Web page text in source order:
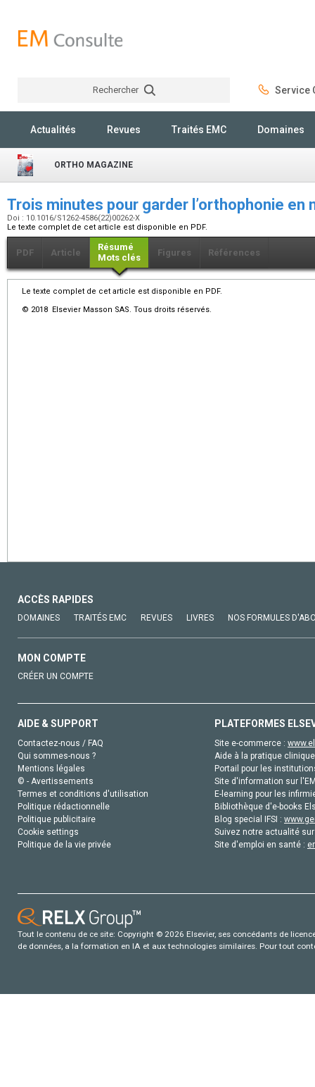
Rechercher Service
Actualités Revues Traités EMC Domaines
ORTHO MAGAZINE
Trois minutes pour garder l’orthophonie en
Doi : 10.1016/S1262-4586(22)00262-X
Le texte complet de cet article est disponible en PDF.
PDF Article
Résumé
Mots clés
Figures Références
Le texte complet de cet article est disponible en PDF.
© 2018 Elsevier Masson SAS. Tous droits réservés.
ACCÈS RAPIDES
DOMAINES TRAITÉS EMC REVUES LIVRES NOS FORMULES
MON COMPTE
CRÉER UN COMPTE
AIDE & SUPPORT
Contactez-nous / FAQ
Qui sommes-nous ?
Mentions légales
© - Avertissements
Termes et conditions d'utilisation
Politique rédactionnelle
Politique publicitaire
Cookie settings
Politique de la vie privée
PLATEFORMES
Site e-commerce :
Aide à la pratique
Portail pour les
Site d'information sur
E-learning pour les
Bibliothèque d'e-books
Blog special IFSI :
Suivez notre actualité
Site d'emploi en santé :
Tout le contenu de ce site: Copyright © 2026 Elsevier, ses concédants de
de données, a la formation en IA et aux technologies similaires. Pour tout